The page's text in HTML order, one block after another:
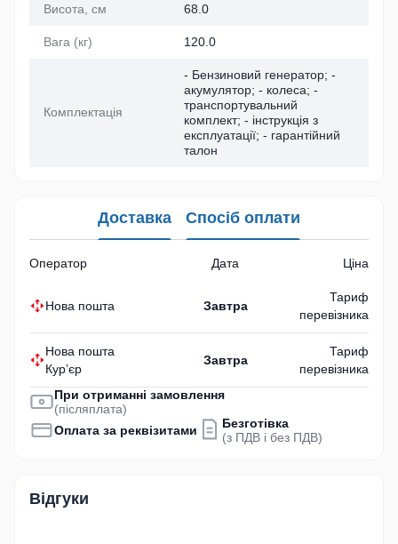
Висота, см 68.0
Вага (кг) 120.0
Комплектація
- Бензиновий генератор; -
акумулятор; - колеса; -
транспортувальний
комплект; - інструкція з
експлуатації; - гарантійний
талон
Доставка Спосіб оплати
Оператор Дата Ціна
Нова пошта Завтра
Тариф
перевізника
Нова пошта
Кур’єр
Завтра
Тариф
перевізника
При отриманні замовлення
(післяплата)
Оплата за реквізитами
Безготівка
(з ПДВ і без ПДВ)
Відгуки